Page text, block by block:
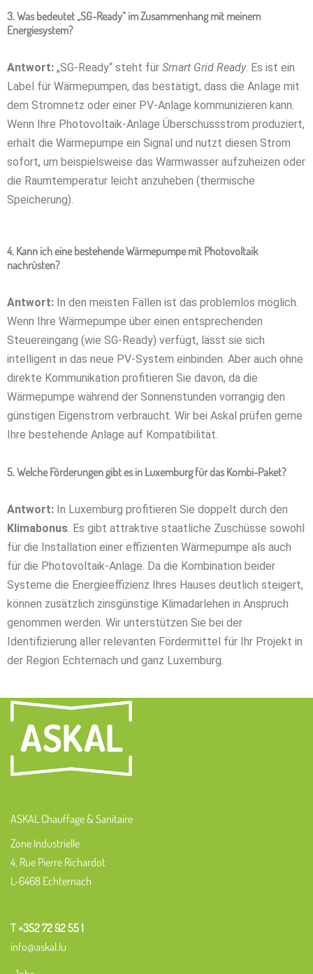
3. Was bedeutet „SG-Ready“ im Zusammenhang mit meinem
Energiesystem?
Antwort: „SG-Ready“ steht für Smart Grid Ready. Es ist ein
Label für Wärmepumpen, das bestätigt, dass die Anlage mit
dem Stromnetz oder einer PV-Anlage kommunizieren kann.
Wenn Ihre Photovoltaik-Anlage Überschussstrom produziert,
erhält die Wärmepumpe ein Signal und nutzt diesen Strom
sofort, um beispielsweise das Warmwasser aufzuheizen oder
die Raumtemperatur leicht anzuheben (thermische
Speicherung).
4. Kann ich eine bestehende Wärmepumpe mit Photovoltaik
nachrüsten?
Antwort: In den meisten Fällen ist das problemlos möglich.
Wenn Ihre Wärmepumpe über einen entsprechenden
Steuereingang (wie SG-Ready) verfügt, lässt sie sich
intelligent in das neue PV-System einbinden. Aber auch ohne
direkte Kommunikation profitieren Sie davon, da die
Wärmepumpe während der Sonnenstunden vorrangig den
günstigen Eigenstrom verbraucht. Wir bei Askal prüfen gerne
Ihre bestehende Anlage auf Kompatibilität.
5. Welche Förderungen gibt es in Luxemburg für das Kombi-Paket?
Antwort: In Luxemburg profitieren Sie doppelt durch den
Klimabonus. Es gibt attraktive staatliche Zuschüsse sowohl
für die Installation einer effizienten Wärmepumpe als auch
für die Photovoltaik-Anlage. Da die Kombination beider
Systeme die Energieeffizienz Ihres Hauses deutlich steigert,
können zusätzlich zinsgünstige Klimadarlehen in Anspruch
genommen werden. Wir unterstützen Sie bei der
Identifizierung aller relevanten Fördermittel für Ihr Projekt in
der Region Echternach und ganz Luxemburg.
ASKAL Chauffage & Sanitaire
Zone Industrielle
4, Rue Pierre Richardot
L-6468 Echternach
T +352 72 92 55 1
info@askal.lu